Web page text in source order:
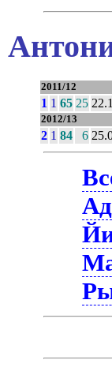
2011/12
1 1 65 25
2012/13
2 1 84 6